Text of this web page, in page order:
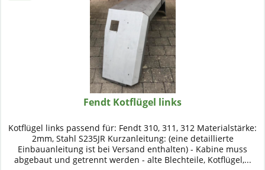
Fendt Kotflügel links
Kotflügel links passend für: Fendt 310, 311, 312 Materialstärke:
2mm, Stahl S235JR Kurzanleitung: (eine detaillierte
Einbauanleitung ist bei Versand enthalten) - Kabine muss
abgebaut und getrennt werden - alte Blechteile, Kotflügel,...